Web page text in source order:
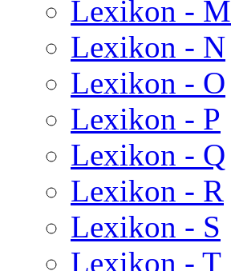
Lexikon - M
Lexikon - N
Lexikon - O
Lexikon - P
Lexikon - Q
Lexikon - R
Lexikon - S
Lexikon - T